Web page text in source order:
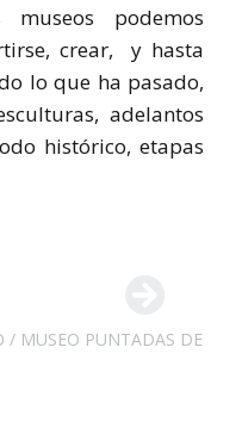
podemos
crear, y hasta
lo que ha pasado,
adelantos
histórico, etapas
MUSEO PUNTADAS DE